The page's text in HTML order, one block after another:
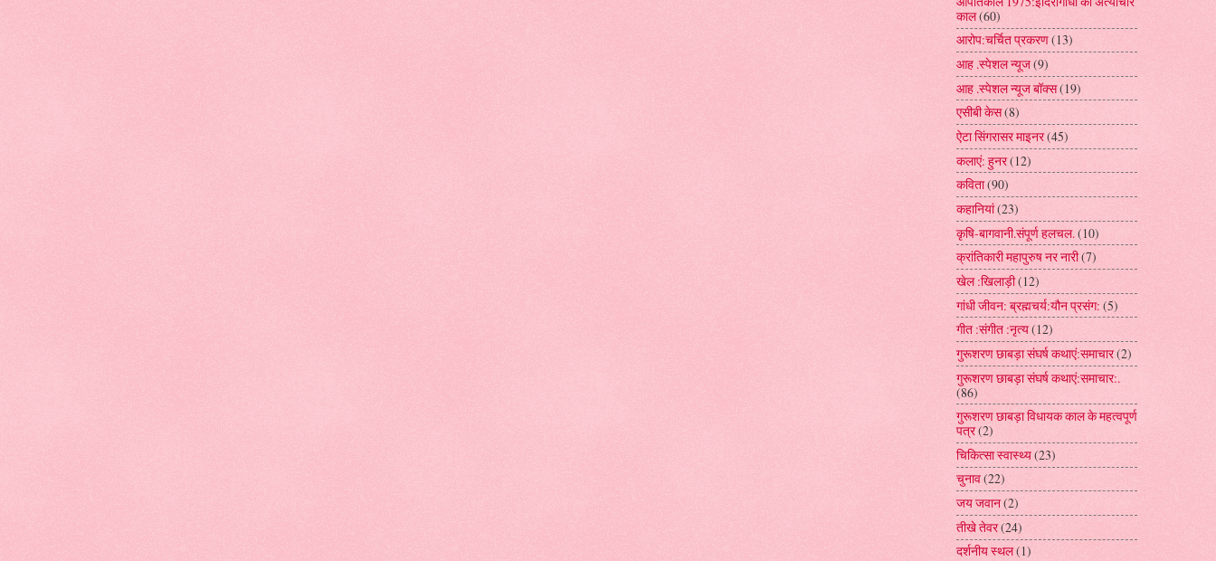
काल(60)
आरोप:चर्चित प्रकरण(13)
आह .स्पेशल न्यूज(9)
आह .स्पेशल न्यूज बॉक्स(19)
एसीबी केस(8)
ऐटा सिंगरासर माइनर(45)
कलाएं: हुनर(12)
कविता(90)
कहानियां(23)
कृषि-बागवानी.संपूर्ण हलचल. (10)
क्रांतिकारी महापुरुष नर नारी(7)
खेल :खिलाड़ी(12)
गांधी जीवन: ब्रह्मचर्य:यौन प्रसंग: (5)
गीत :संगीत :नृत्य(12)
गुरूशरण छाबड़ा संघर्ष कथाएं:समाचार(2)
गुरूशरण छाबड़ा संघर्ष कथाएं:समाचार:.
(86)
गुरूशरण छाबड़ा विधायक काल के महत्वपूर्ण
पत्र(2)
चिकित्सा स्वास्थ्य(23)
चुनाव(22)
जय जवान(2)
तीखे तेवर(24)
दर्शनीय स्थल(1)